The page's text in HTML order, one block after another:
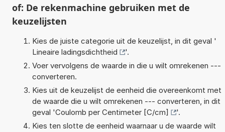
of: De rekenmachine gebruiken met de
keuzelijsten
Kies de juiste categorie uit de keuzelijst, in dit geval '
Lineaire ladingsdichtheid
'.
Voer vervolgens de waarde in die u wilt omrekenen ---
converteren.
Kies uit de keuzelijst de eenheid die overeenkomt met
de waarde die u wilt omrekenen --- converteren, in dit
geval 'Coulomb per Centimeter [C/cm]
'.
Kies ten slotte de eenheid waarnaar u de waarde wilt